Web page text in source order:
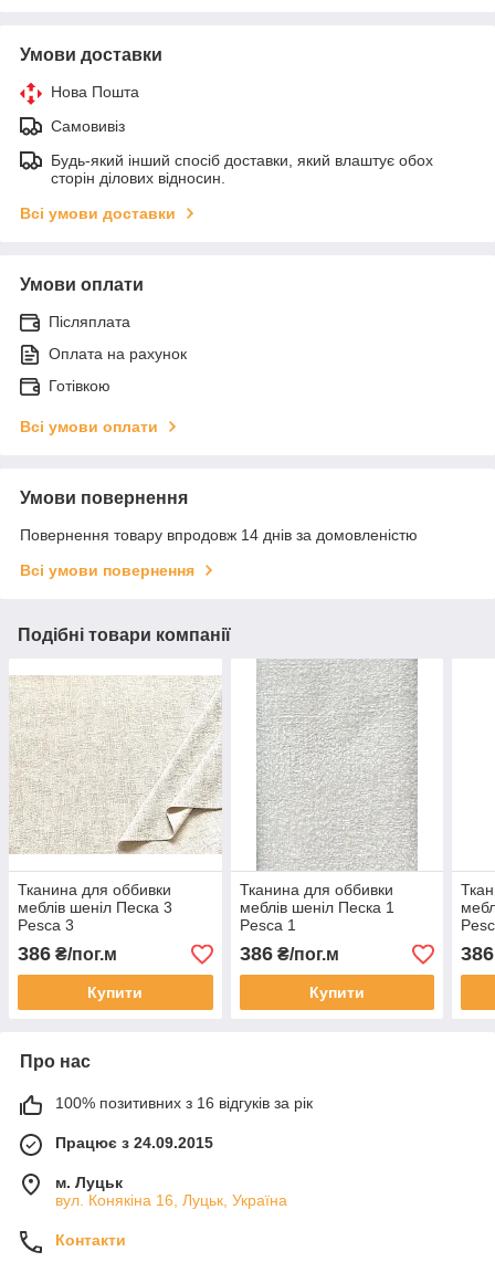
Умови доставки
Нова Пошта
Самовивіз
Будь-який інший спосіб доставки, який влаштує обох
сторін ділових відносин.
Всі умови доставки
Умови оплати
Післяплата
Оплата на рахунок
Готівкою
Всі умови оплати
Умови повернення
Повернення товару впродовж 14 днів за домовленістю
Всі умови повернення
Подібні товари компанії
Тканина для оббивки
меблів шеніл Песка 3
Pesca 3
386 ₴/пог.м
Купити
Тканина для оббивки
меблів шеніл Песка 1
Pesca 1
386₴/пог.м
Купити
386
Про нас
100% позитивних з 16 відгуків за рік
Працює з 24.09.2015
м. Луцьк
вул. Конякіна 16, Луцьк, Україна
Контакти